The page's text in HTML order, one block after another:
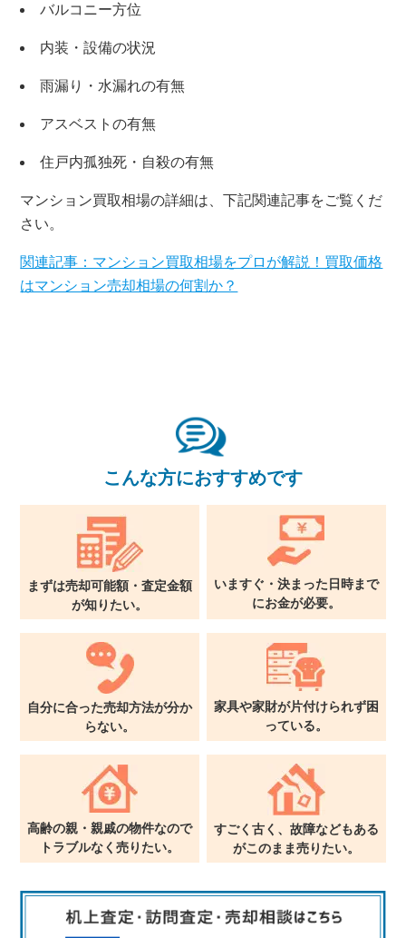
×
無料査定・売却相談
バルコニー方位
内装・設備の状況
雨漏り・水漏れの有無
アスベストの有無
住戸内孤独死・自殺の有無
マンション買取相場の詳細は、下記関連記事をご覧くだ
さい。
関連記事：マンション買取相場をプロが解説！買取価格
はマンション売却相場の何割か？
こんな方におすすめです
まずは売却可能額・査定金額
が知りたい。
いますぐ・決まった日時まで
にお金が必要。
自分に合った売却方法が分か
らない。
家具や家財が片付けられず困
っている。
高齢の親・親戚の物件なので
トラブルなく売りたい。
すごく古く、故障などもある
がこのまま売りたい。